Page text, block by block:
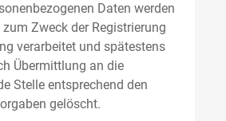
Daten werden
Zweck der Registrierung
verarbeitet und spätestens
Übermittlung an die
Stelle entsprechend den
gelöscht.